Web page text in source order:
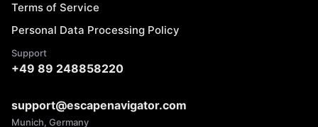
Terms of Service
Personal Data Processing Policy
Support
+49 89 248858220
support@escapenavigator.com
Munich, Germany